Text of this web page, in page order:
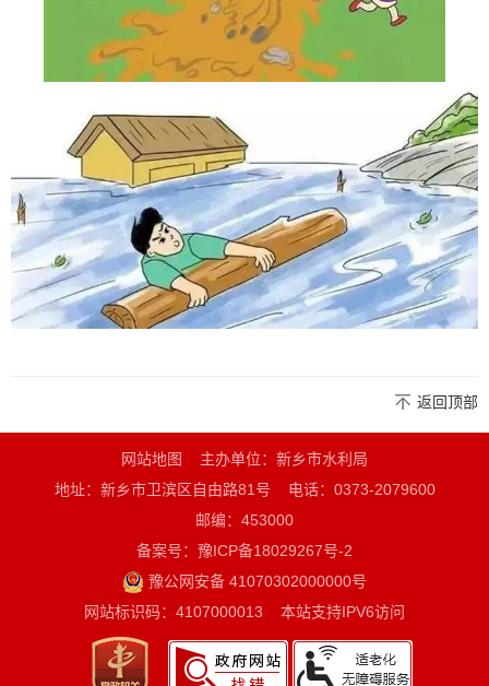
返回顶部
网站地图
主办单位：新乡市水利局
地址：新乡市卫滨区自由路81号
电话：0373-2079600
邮编：453000
备案号：豫ICP备18029267号-2
豫公网安备 41070302000000号
网站标识码：4107000013
本站支持IPV6访问